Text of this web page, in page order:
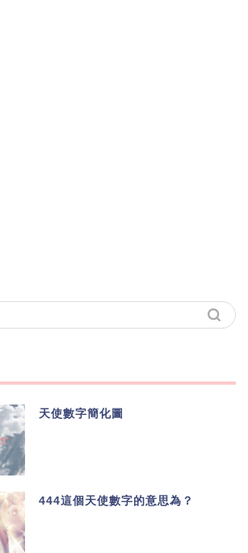
天使數字簡化圖
444這個天使數字的意思為？